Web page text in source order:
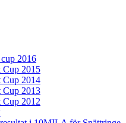
2016
Cup 2015
Cup 2014
Cup 2013
Cup 2012